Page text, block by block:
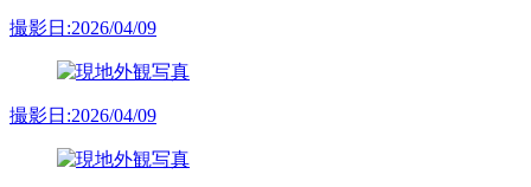
撮影日:2026/04/09
撮影日:2026/04/09